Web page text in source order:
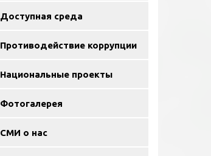
Доступная среда
Противодействие коррупции
Национальные проекты
Фотогалерея
СМИ о нас